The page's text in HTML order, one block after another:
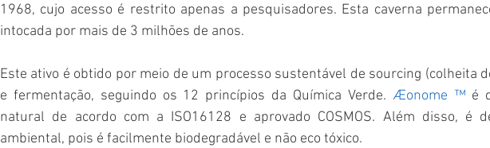
1968, cujo acesso é restrito apenas a pesquisadores. Esta caverna
intocada por mais de 3 milhões de anos.
Este ativo é obtido por meio de um processo sustentável de sourcing (colheita
e fermentação, seguindo os 12 princípios da Química Verde. Æonome ™ é
natural de acordo com a ISO16128 e aprovado COSMOS. Além disso, é
ambiental, pois é facilmente biodegradável e não eco tóxico.